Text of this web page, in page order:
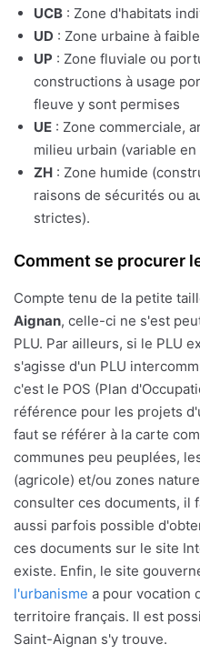
UCB : Zone d'habitats
UD : Zone urbaine à
UP : Zone fluviale ou
constructions à usage
fleuve y sont permises
UE : Zone commerciale,
milieu urbain (variable
ZH : Zone humide
raisons de sécurités ou
strictes).
Comment se procurer
Compte tenu de la petite
Aignan, celle-ci ne s'est
PLU. Par ailleurs, si le PLU
s'agisse d'un PLU
c'est le POS (Plan
référence pour les projets
faut se référer à la carte
communes peu peuplées,
(agricole) et/ou zones
consulter ces documents, il
aussi parfois possible
ces documents sur le site
existe. Enfin, le site
l'urbanisme a pour vocation
territoire français. Il est
Saint-Aignan s'y trouve.